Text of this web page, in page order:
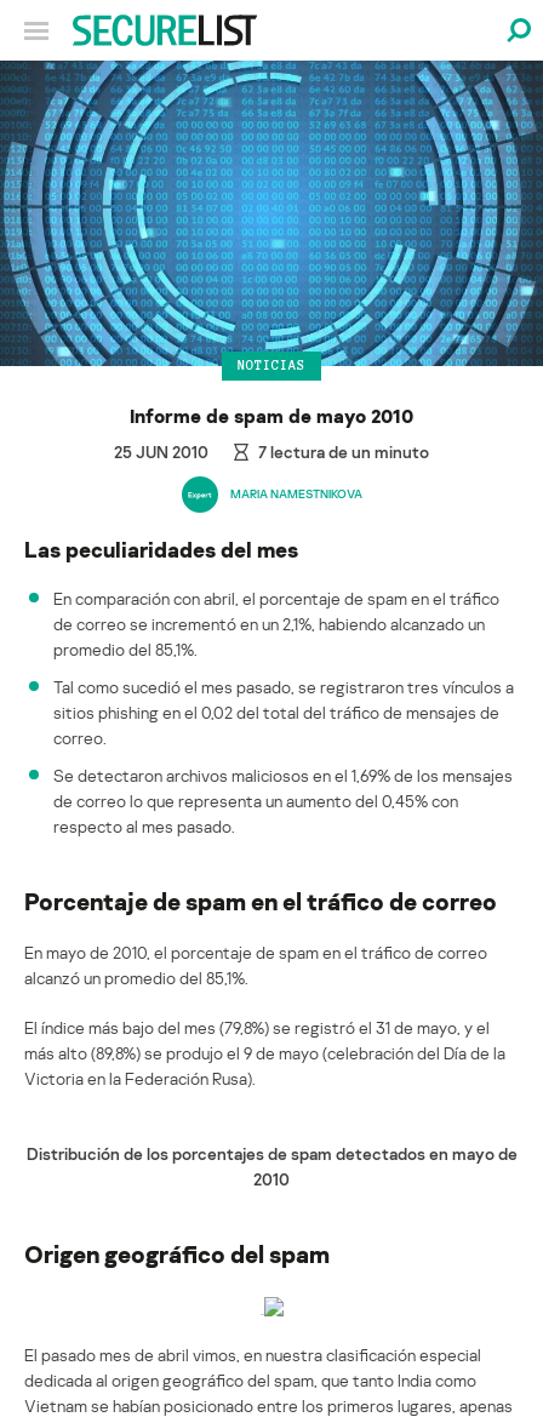
NOTICIAS
Informe de spam de mayo 2010
25 JUN 2010 7lectura de un minuto
MARIA NAMESTNIKOVA
Las peculiaridades del mes
En comparación con abril, el porcentaje de spam en el tráfico
de correo se incrementó en un 2,1%, habiendo alcanzado un
promedio del 85,1%.
Tal como sucedió el mes pasado, se registraron tres vínculos a
sitios phishing en el 0,02 del total del tráfico de mensajes de
correo.
Se detectaron archivos maliciosos en el 1,69% de los mensajes
de correo lo que representa un aumento del 0,45% con
respecto al mes pasado.
Porcentaje de spam en el tráfico de correo
En mayo de 2010, el porcentaje de spam en el tráfico de correo
alcanzó un promedio del 85,1%.
El índice más bajo del mes (79,8%) se registró el 31 de mayo, y el
más alto (89,8%) se produjo el 9 de mayo (celebración del Día de la
Victoria en la Federación Rusa).
Distribución de los porcentajes de spam detectados en mayo de
2010
Origen geográfico del spam
El pasado mes de abril vimos, en nuestra clasificación especial
dedicada al origen geográfico del spam, que tanto India como
Vietnam se habían posicionado entre los primeros lugares, apenas